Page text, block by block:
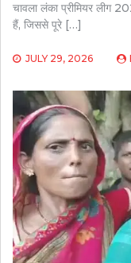
चावला लंका प्रीमियर लीग
हैं, जिससे पूरे […]
JULY 29, 2026